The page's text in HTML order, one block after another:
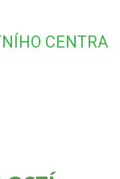
CENTRA